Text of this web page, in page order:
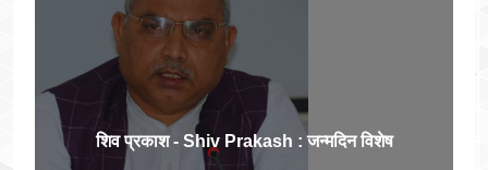
शिव प्रकाश - Shiv Prakash : जन्मदिन विशेष